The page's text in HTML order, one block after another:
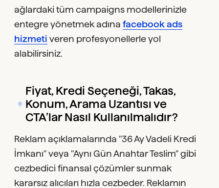
ağlardaki tüm campaigns modellerinizle
entegre yönetmek adınafacebook ads
hizmeti veren profesyonellerle yol
alabilirsiniz.
Fiyat, Kredi Seçeneği, Takas,
Konum, Arama Uzantısı ve
CTA’lar Nasıl Kullanılmalıdır?
Reklam açıklamalarında "36 Ay Vadeli Kredi
İmkanı" veya "Aynı Gün Anahtar Teslim" gibi
cezbedici finansal çözümler sunmak
kararsız alıcıları hızla cezbeder. Reklamın